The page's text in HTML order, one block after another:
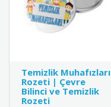
Temizlik Muhafızları
Rozeti | Çevre
Bilinci ve Temizlik
Rozeti